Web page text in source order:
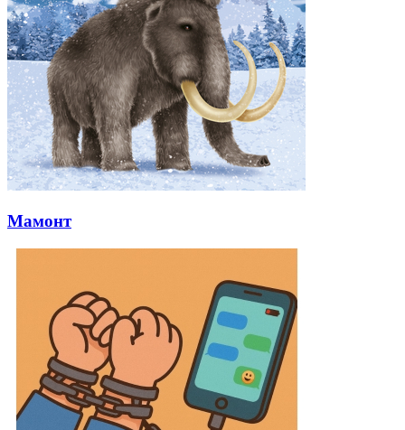
Мамонт